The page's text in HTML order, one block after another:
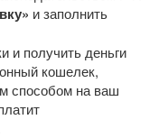
и заполнить
и получить деньги
кошелек,
способом на ваш